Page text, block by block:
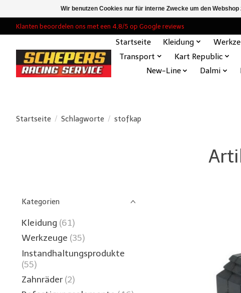
Klanten beoordelen ons met een 4,8/5 op Google reviews
Startseite Kleidung
Transport
Kart Republic
New-Line
Dalmi
Startseite / Schlagworte / stofkap
Kategorien
Kleidung (61)
Werkzeuge (35)
Instandhaltungsprodukte
(55)
Zahnräder (2)
Wir benutzen Cookies nur für interne Zwecke um den